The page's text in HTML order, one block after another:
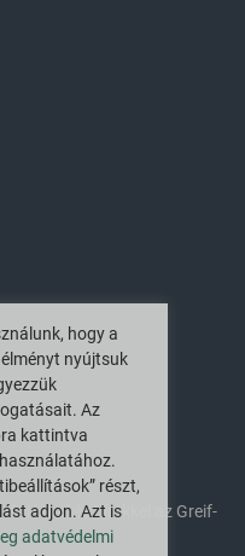
és hírekkel az Greif-
hogy a
nyújtsuk
Az
kattintva
részt,
adjon. Azt is
adatvédelmi